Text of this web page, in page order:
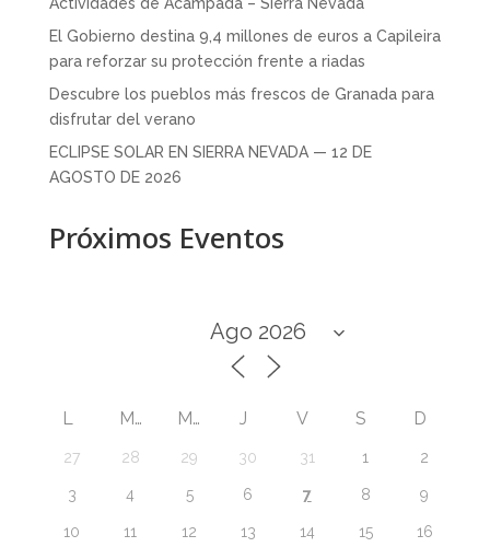
El Gobierno destina 9,4 millones de euros a Capileira
para reforzar su protección frente a riadas
Descubre los pueblos más frescos de Granada para
disfrutar del verano
ECLIPSE SOLAR EN SIERRA NEVADA — 12 DE
AGOSTO DE 2026
Próximos Eventos
L M M J V S D
27 28 29 30 31 1 2
3 4 5 6 7 8 9
10 11 12 13 14 15 16